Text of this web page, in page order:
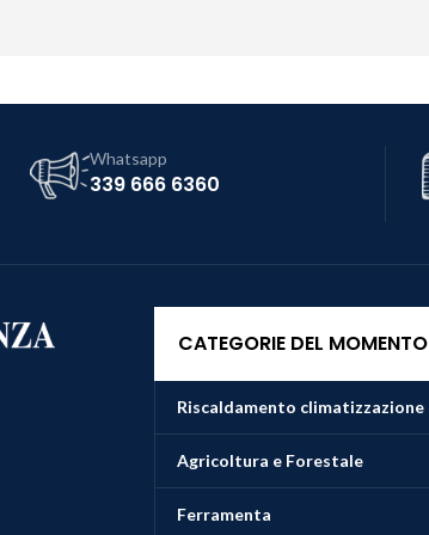
Whatsapp
339 666 6360
CATEGORIE DEL MOMENTO
Riscaldamento climatizzazione
Agricoltura e Forestale
Ferramenta